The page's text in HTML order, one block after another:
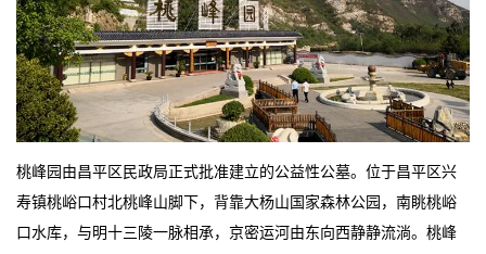
桃峰园由昌平区民政局正式批准建立的公益性公墓。位于昌平区兴
寿镇桃峪口村北桃峰山脚下，背靠大杨山国家森林公园，南眺桃峪
口水库，与明十三陵一脉相承，京密运河由东向西静静流淌。桃峰